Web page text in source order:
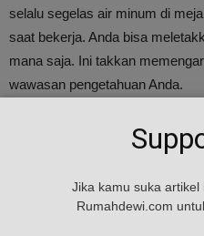
selalu segelas air minum di
saat bekerja. Anda bisa
mana saja. Ini takkan
wawasan pengetahuan Anda.
9. Anda senang memajang
Letakkan pigura di sisi kanan
berkesan ceria sehingga
Jika kamu suka
Rumahdewi.com